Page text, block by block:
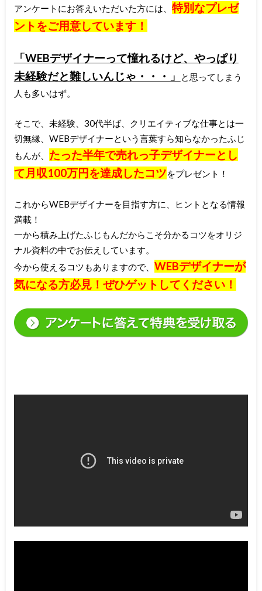
アンケートにお答えいただいた方には、 特別なプレゼ
ントをご用意しています！
「WEBデザイナーって憧れるけど、やっぱり
未経験だと難しいんじゃ・・・」
と思ってしまう
人も多いはず。
そこで、未経験、30代半ば、クリエイティブな仕事とは一
切無縁、WEBデザイナーという言葉すら知らなかったふじ
もんが、 たった半年で売れっ子デザイナーとし
て月収100万円を達成したコツをプレゼント！
これからWEBデザイナーを目指す方に、ヒントとなる情報
満載！
一から積み上げたふじもんだからこそ分かるコツをオリジ
ナル資料の中でお伝えしています。
今から使えるコツもありますので、 WEBデザイナーが
気になる方必見！ぜひゲットしてください！